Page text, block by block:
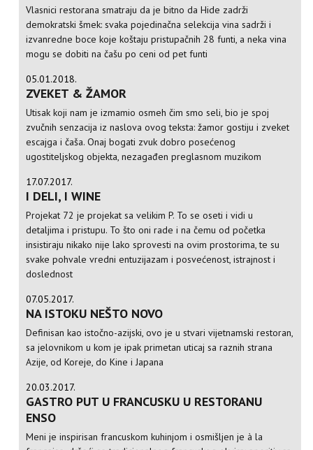
Vlasnici restorana smatraju da je bitno da Hide zadrži
demokratski šmek: svaka pojedinačna selekcija vina sadrži i
izvanredne boce koje koštaju pristupačnih 28 funti, a neka vina
mogu se dobiti na čašu po ceni od pet funti
05.01.2018.
ZVEKET & ŽAMOR
Utisak koji nam je izmamio osmeh čim smo seli, bio je spoj
zvučnih senzacija iz naslova ovog teksta: žamor gostiju i zveket
escajga i čaša. Onaj bogati zvuk dobro posećenog
ugostiteljskog objekta, nezagađen preglasnom muzikom
17.07.2017.
I DELI, I WINE
Projekat 72 je projekat sa velikim P. To se oseti i vidi u
detaljima i pristupu. To što oni rade i na čemu od početka
insistiraju nikako nije lako sprovesti na ovim prostorima, te su
svake pohvale vredni entuzijazam i posvećenost, istrajnost i
doslednost
07.05.2017.
NA ISTOKU NEŠTO NOVO
Definisan kao istočno-azijski, ovo je u stvari vijetnamski restoran,
sa jelovnikom u kom je ipak primetan uticaj sa raznih strana
Azije, od Koreje, do Kine i Japana
20.03.2017.
GASTRO PUT U FRANCUSKU U RESTORANU
ENSO
Meni je inspirisan francuskom kuhinjom i osmišljen je à la